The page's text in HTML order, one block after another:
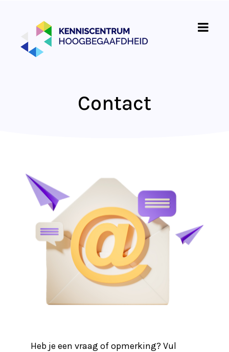
Contact
Heb je een vraag of opmerking? Vul